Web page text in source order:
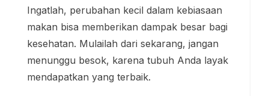
Ingatlah, perubahan kecil dalam kebiasaan
makan bisa memberikan dampak besar bagi
kesehatan. Mulailah dari sekarang, jangan
menunggu besok, karena tubuh Anda layak
mendapatkan yang terbaik.